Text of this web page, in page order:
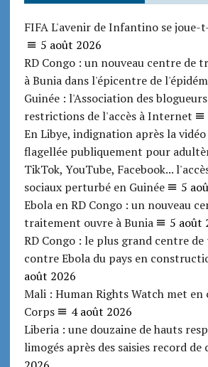
FIFA L'avenir de Infantino se joue-
5 août 2026
RD Congo : un nouveau centre de
à Bunia dans l'épicentre de
Guinée : l'Association des
restrictions de l'accès à Internet
En Libye, indignation après la
flagellée publiquement pour
TikTok, YouTube, Facebook...
sociaux perturbé en Guinée
5
Ebola en RD Congo : un nouveau
traitement ouvre à Bunia
5 août
RD Congo : le plus grand centre
contre Ebola du pays en
août 2026
Mali : Human Rights Watch met en
Corps
4 août 2026
Liberia : une douzaine de hauts
limogés après des saisies record de